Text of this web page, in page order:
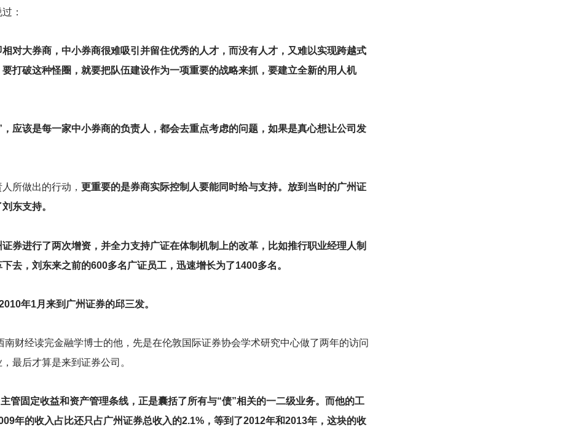
：
对大券商，中小券商很难吸引并留住优秀的人才，而没有人才，又难以实现跨越式
打破这种怪圈，就要把队伍建设作为一项重要的战略来抓，要建立全新的用人机
应该是每一家中小券商的负责人，都会去重点考虑的问题，如果是真心想让公司发
所做出的行动， 更重要的是券商实际控制人要能同时给与支持。放到当时的广州证
东支持。
券进行了两次增资，并全力支持广证在体制机制上的改革，比如推行职业经理人制
去，刘东来之前的600多名广证员工，迅速增长为了1400多名。
年1月来到广州证券的邱三发。
财经读完金融学博士的他，先是在伦敦国际证券协会学术研究中心做了两年的访问
最后才算是来到证券公司。
管固定收益和资产管理条线，正是囊括了所有与“债”相关的一二级业务。而他的工
年的收入占比还只占广州证券总收入的2.1%，等到了2012年和2013年，这块的收